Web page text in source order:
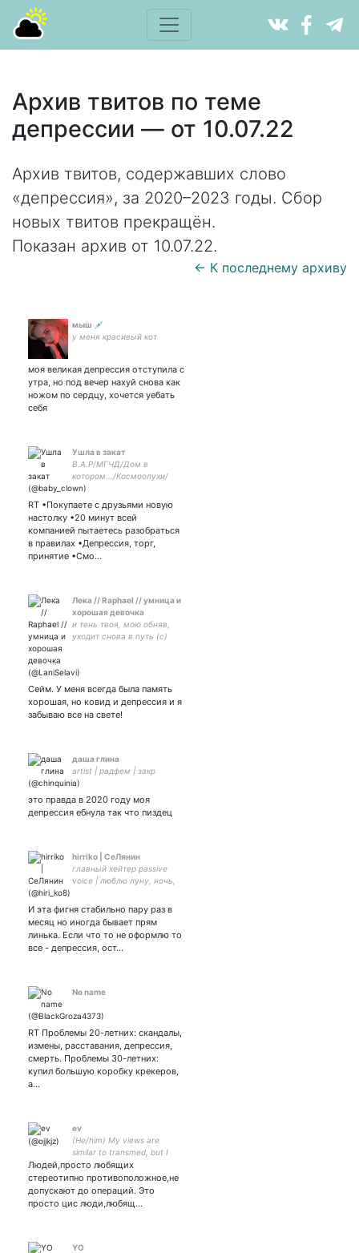
Архив твитов по теме
депрессии — от 10.07.22
Архив твитов, содержавших слово
«депрессия», за 2020–2023 годы. Сбор
новых твитов прекращён.
Показан архив от 10.07.22.
← К последнему архиву
мыш 💉
у меня красивый кот
моя великая депрессия отступила с
утра, но под вечер нахуй снова как
ножом по сердцу, хочется уебать
себя
Ушла в закат
B.A.P/МГЧД/Дом в
котором.../Космоолухи/
Мир Вальдиры
RT •Покупаете с друзьями новую
настолку •20 минут всей
компанией пытаетесь разобраться
в правилах •Депрессия, торг,
принятие •Смо…
Лека // Raphael // умница и
хорошая девочка
и тень твоя, мою обняв,
уходит снова в путь (с)
поднебесной, золотое перо
| Воланд, сердце мое
Сейм. У меня всегда была память
хорошая, но ковид и депрессия и я
забываю все на свете!
даша глина
artist | радфем | закр
это правда в 2020 году моя
депрессия ебнула так что пиздец
hirriko | СеЛянин
главный хейтер passive
voice | люблю луну, ночь,
сок!!! и чай | пытаюсь
активно понять Дао👀
И эта фигня стабильно пару раз в
месяц но иногда бывает прям
линька. Если что то не оформлю то
все - депрессия, ост…
No name
RT Проблемы 20-летних: скандалы,
измены, расставания, депрессия,
смерть. Проблемы 30-летних:
купил большую коробку крекеров,
а…
ev
(He/him) My views are
similar to transmed, but I
don't support the tRuE💢
people (Eng/ru/ukr)
Людей,просто любящих
стереотипно противоположное,не
допускают до операций. Это
просто цис люди,любящ…
YO